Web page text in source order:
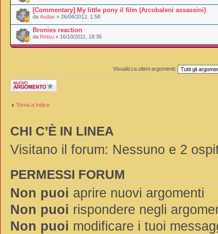
[Commentary] My little pony il film (Arcobaleni assassini)
da Audax » 26/04/2012, 1:58
Bronies reaction
da Retsu » 16/10/2011, 18:36
Visualizza ultimi argomenti:
Scrivi un nuovo
argomento
Torna a Indice
CHI C’È IN LINEA
Visitano il forum: Nessuno e 2
PERMESSI FORUM
Non puoi aprire nuovi argomenti
Non puoi rispondere negli
Non puoi modificare i tuoi